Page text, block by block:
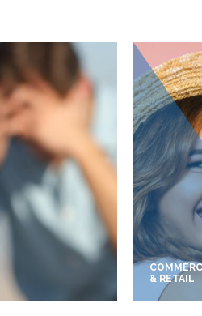
& RETAIL